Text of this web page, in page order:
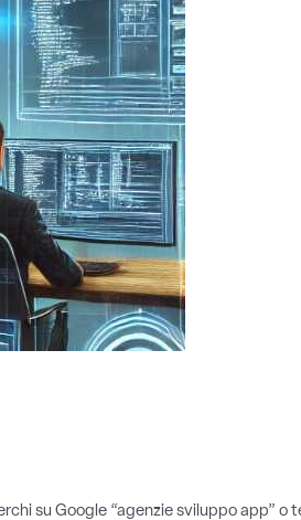
su Google “agenzie sviluppo app” o